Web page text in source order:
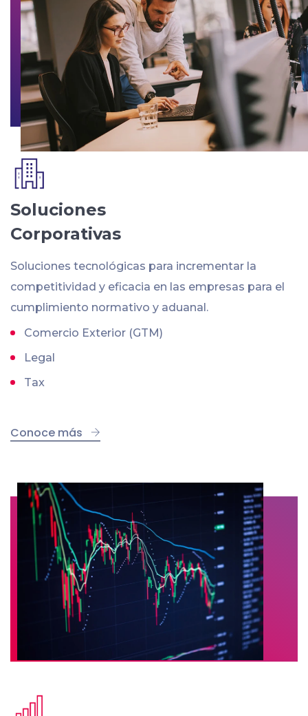
Soluciones
Corporativas
Soluciones tecnológicas para incrementar la
competitividad y eficacia en las empresas para el
cumplimiento normativo y aduanal.
Comercio Exterior (GTM)
Legal
Tax
Conoce más